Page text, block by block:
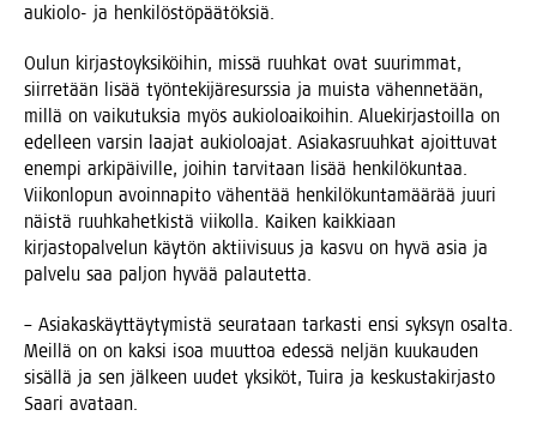
aukio­lo- ja henkilöstöpäätöksiä.
Oulun kir­jas­to­yk­si­köi­hin, mis­sä ruuh­kat ovat suu­rim­mat,
siir­re­tään lisää työn­te­ki­jä­re­surs­sia ja muis­ta vähen­ne­tään,
mil­lä on vai­ku­tuk­sia myös aukio­loai­koi­hin. Alue­kir­jas­toil­la on
edel­leen var­sin laa­jat aukio­loa­jat. Asia­kas­ruuh­kat ajoit­tu­vat
enem­pi arki­päi­vil­le, joi­hin tar­vi­taan lisää hen­ki­lö­kun­taa.
Vii­kon­lo­pun avoin­na­pi­to vähen­tää hen­ki­lö­kun­ta­mää­rää juu­ri
näis­tä ruuh­ka­het­kis­tä vii­kol­la. Kai­ken kaik­ki­aan
kir­jas­to­pal­ve­lun käy­tön aktii­vi­suus ja kas­vu on hyvä asia ja
pal­ve­lu saa pal­jon hyvää palautetta.
– Asia­kas­käyt­täy­ty­mis­tä seu­ra­taan tar­kas­ti ensi syk­syn osal­ta.
Meil­lä on on kak­si isoa muut­toa edes­sä nel­jän kuu­kau­den
sisäl­lä ja sen jäl­keen uudet yksi­köt, Tui­ra ja kes­kus­ta­kir­jas­to
Saa­ri avataan.